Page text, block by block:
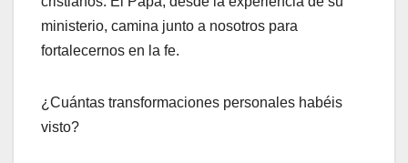
ministerio, camina junto a nosotros para
fortalecernos en la fe.
¿Cuántas transformaciones personales habéis
visto?